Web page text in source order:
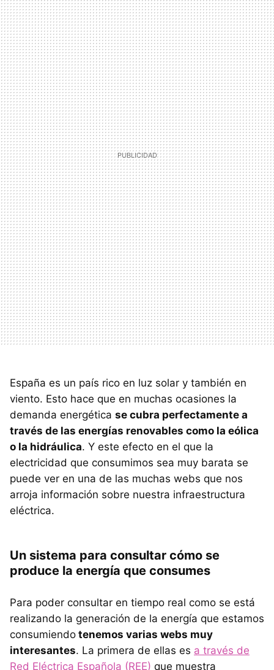
España es un país rico en luz solar y también en
viento. Esto hace que en muchas ocasiones la
demanda energética se cubra perfectamente a
través de las energías renovables como la eólica
o la hidráulica. Y este efecto en el que la
electricidad que consumimos sea muy barata se
puede ver en una de las muchas webs que nos
arroja información sobre nuestra infraestructura
eléctrica.
Un sistema para consultar cómo se
produce la energía que consumes
Para poder consultar en tiempo real como se está
realizando la generación de la energía que estamos
consumiendo tenemos varias webs muy
interesantes. La primera de ellas es a través de
Red Eléctrica Española (REE) que muestra